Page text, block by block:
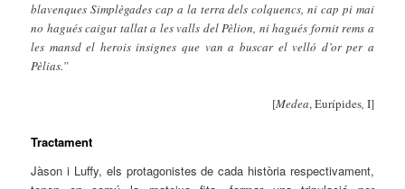
blavenques Simplègades cap a la terra dels colquencs, ni cap pi mai
no hagués caigut tallat a les valls del Pèlion, ni hagués fornit rems a
les mansd el herois insignes que van a buscar el velló d’or per a
Pèlias.”
[Medea,Eurípides, I]
Tractament
Jàson i Luffy, els protagonistes de cada història respectivament,